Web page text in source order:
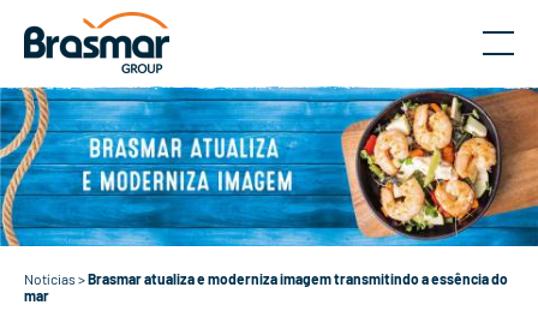
Notícias>Brasmar atualiza e moderniza imagem transmitindo a essência do
mar